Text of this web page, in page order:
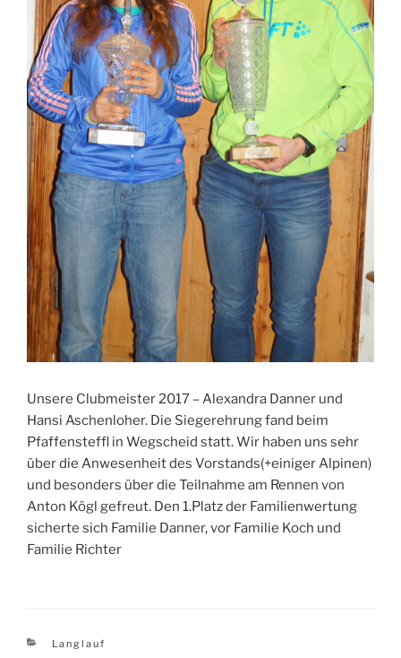
Unsere Clubmeister 2017 – Alexandra Danner und
Hansi Aschenloher. Die Siegerehrung fand beim
Pfaffensteffl in Wegscheid statt. Wir haben uns sehr
über die Anwesenheit des Vorstands(+einiger Alpinen)
und besonders über die Teilnahme am Rennen von
Anton Kögl gefreut. Den 1.Platz der Familienwertung
sicherte sich Familie Danner, vor Familie Koch und
Familie Richter
Kategorien
Langlauf